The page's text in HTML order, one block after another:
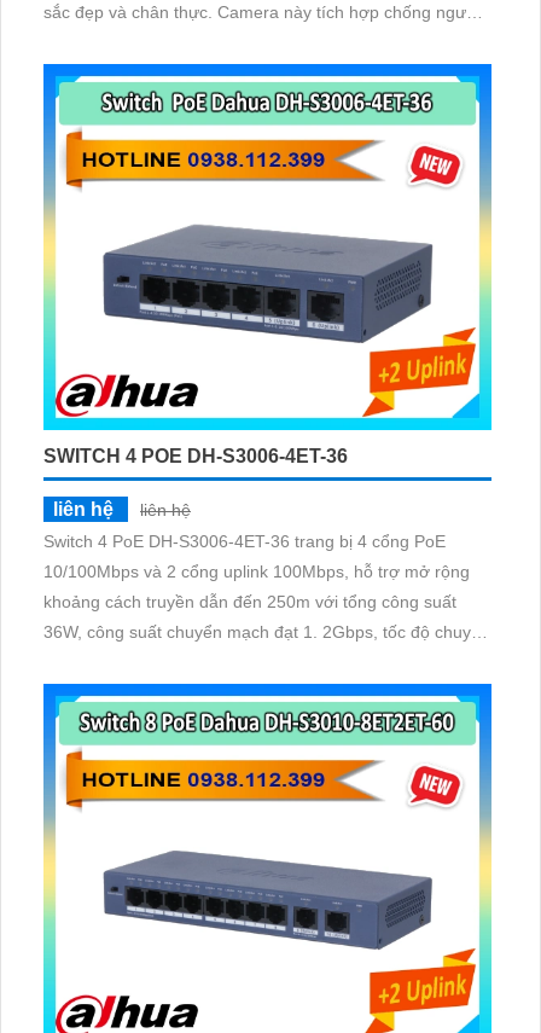
sắc đẹp và chân thực. Camera này tích hợp chống ngược
ảnh tối ưu
SWITCH 4 POE DH-S3006-4ET-36
liên hệ
liên hệ
Switch 4 PoE DH-S3006-4ET-36 trang bị 4 cổng PoE
10/100Mbps và 2 cổng uplink 100Mbps, hỗ trợ mở rộng
khoảng cách truyền dẫn đến 250m với tổng công suất
36W, công suất chuyển mạch đạt 1. 2Gbps, tốc độ chuyển
chống sét 6KV